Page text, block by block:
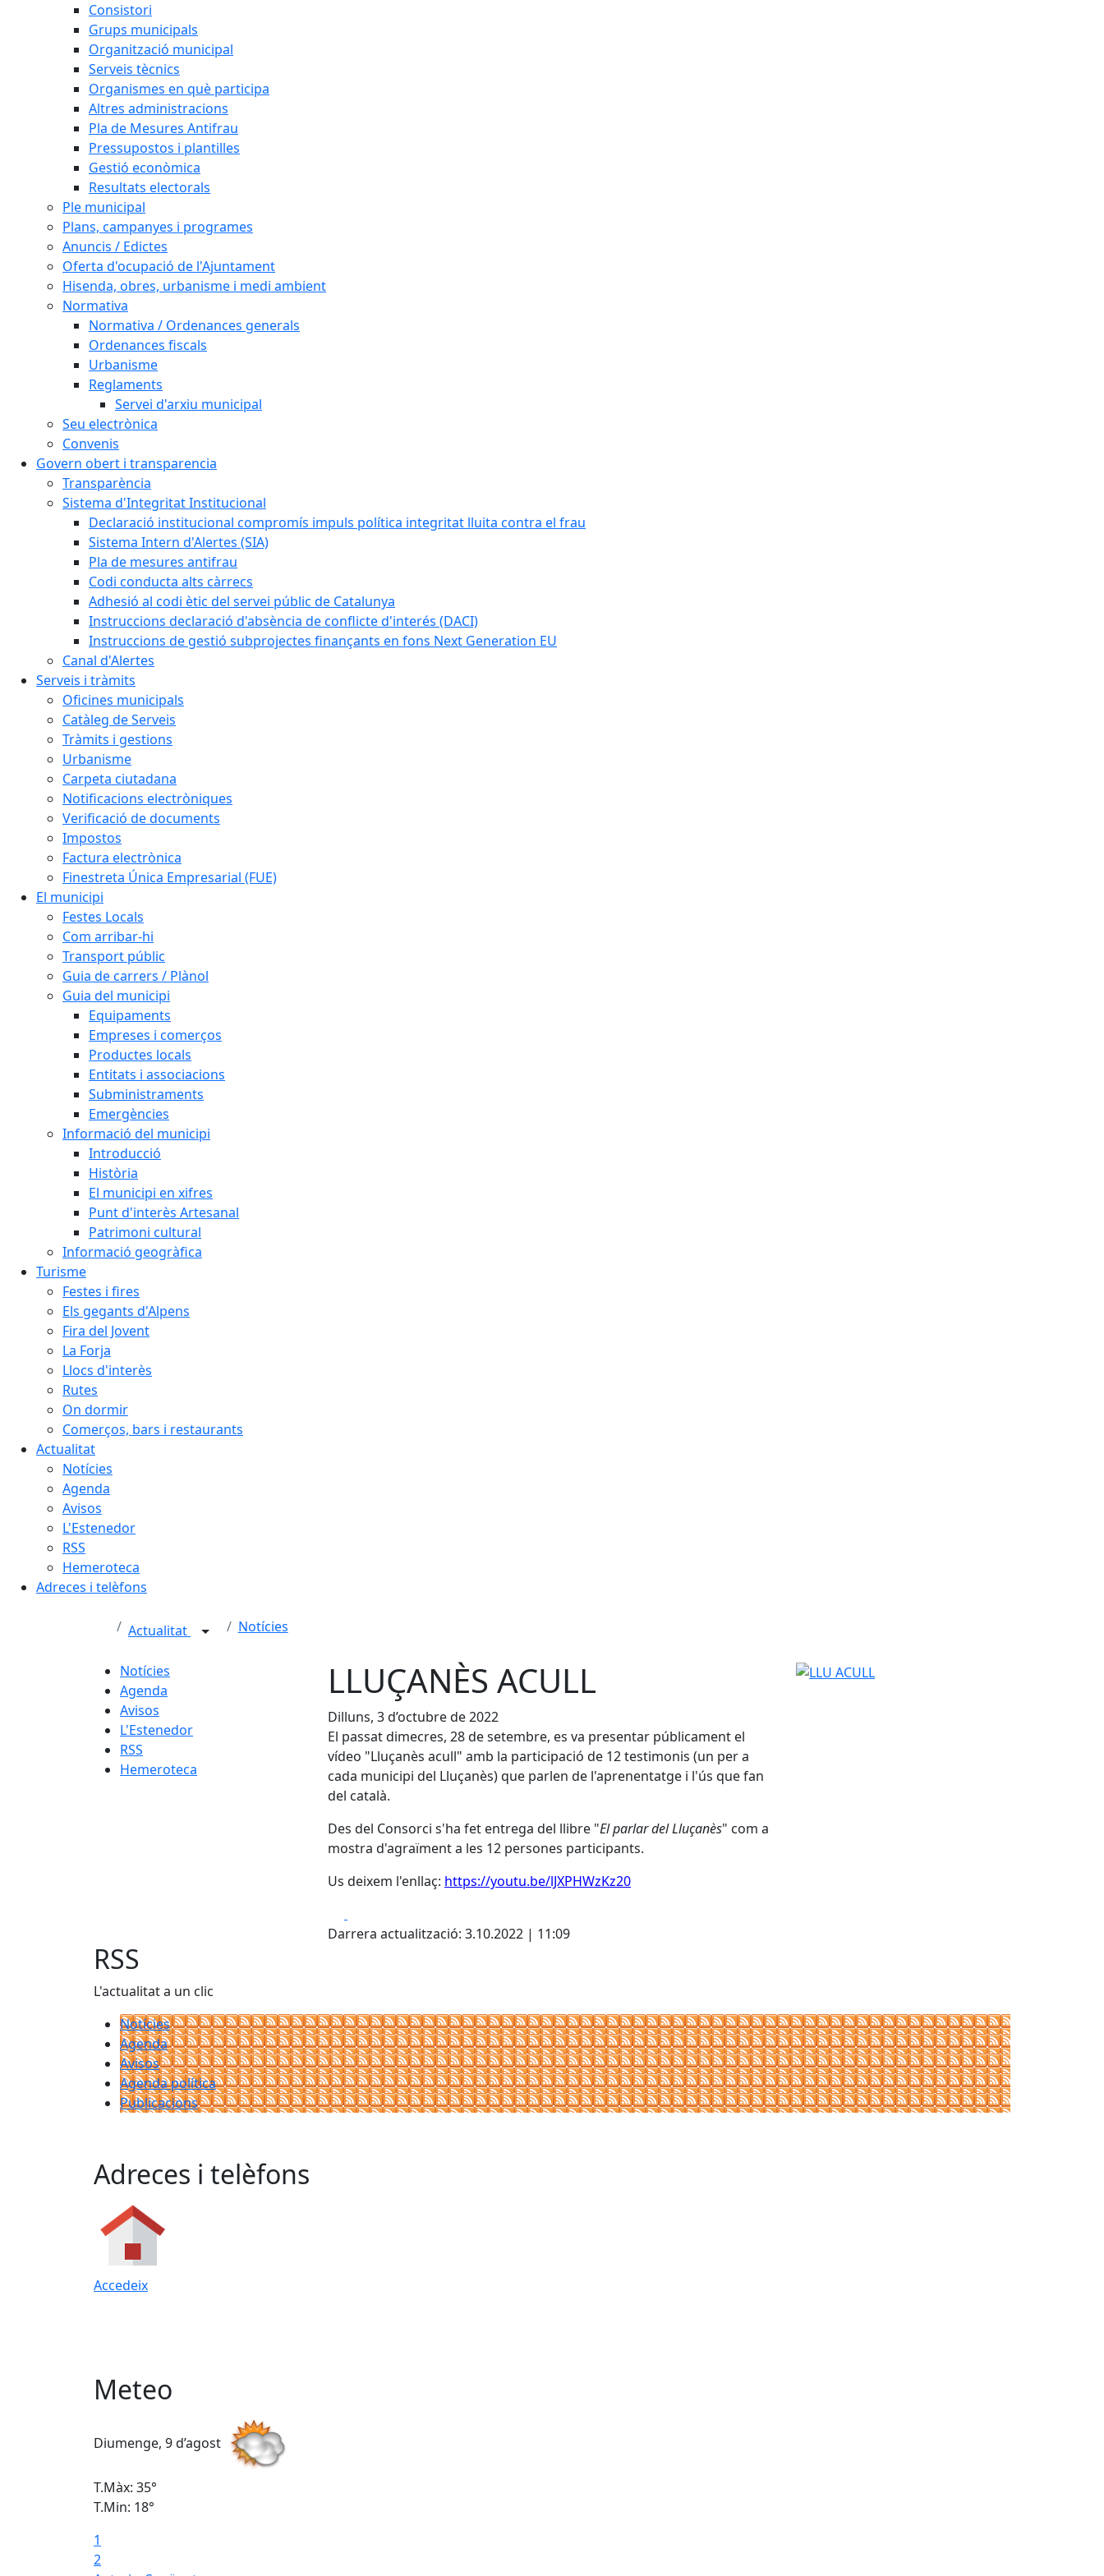
Consistori
Grups municipals
Organització municipal
Serveis tècnics
Organismes en què participa
Altres administracions
Pla de Mesures Antifrau
Pressupostos i plantilles
Gestió econòmica
Resultats electorals
Ple municipal
Plans, campanyes i programes
Anuncis / Edictes
Oferta d'ocupació de l'Ajuntament
Hisenda, obres, urbanisme i medi ambient
Normativa
Normativa / Ordenances generals
Ordenances fiscals
Urbanisme
Reglaments
Servei d'arxiu municipal
Seu electrònica
Convenis
Govern obert i transparencia
Transparència
Sistema d'Integritat Institucional
Declaració institucional compromís impuls política integritat lluita contra el frau
Sistema Intern d'Alertes (SIA)
Pla de mesures antifrau
Codi conducta alts càrrecs
Adhesió al codi ètic del servei públic de Catalunya
Instruccions declaració d'absència de conflicte d'interés (DACI)
Instruccions de gestió subprojectes finançants en fons Next Generation EU
Canal d'Alertes
Serveis i tràmits
Oficines municipals
Catàleg de Serveis
Tràmits i gestions
Urbanisme
Carpeta ciutadana
Notificacions electròniques
Verificació de documents
Impostos
Factura electrònica
Finestreta Única Empresarial (FUE)
El municipi
Festes Locals
Com arribar-hi
Transport públic
Guia de carrers / Plànol
Guia del municipi
Equipaments
Empreses i comerços
Productes locals
Entitats i associacions
Subministraments
Emergències
Informació del municipi
Introducció
Història
El municipi en xifres
Punt d'interès Artesanal
Patrimoni cultural
Informació geogràfica
Turisme
Festes i fires
Els gegants d'Alpens
Fira del Jovent
La Forja
Llocs d'interès
Rutes
On dormir
Comerços, bars i restaurants
Actualitat
Notícies
Agenda
Avisos
L'Estenedor
RSS
Hemeroteca
Adreces i telèfons
Actualitat Notícies
Notícies
Agenda
Avisos
L'Estenedor
RSS
Hemeroteca
LLUÇANÈS ACULL
Dilluns, 3 d’octubre de 2022
El passat dimecres, 28 de setembre, es va presentar públicament el
vídeo "Lluçanès acull" amb la participació de 12 testimonis (un per a
cada municipi del Lluçanès) que parlen de l'aprenentatge i l'ús que fan
del català.
Des del Consorci s'ha fet entrega del llibre "El parlar del Lluçanès" com a
mostra d'agraïment a les 12 persones participants.
Us deixem l'enllaç: https://youtu.be/lJXPHWzKz20
Darrera actualització: 3.10.2022 | 11:09
LLU ACULL
RSS
L'actualitat a un clic
Notícies
Agenda
Avisos
Agenda política
Publicacions
Adreces i telèfons
Accedeix
Meteo
Diumenge, 9 d’agost
T.Màx: 35°
T.Min: 18°
1
2